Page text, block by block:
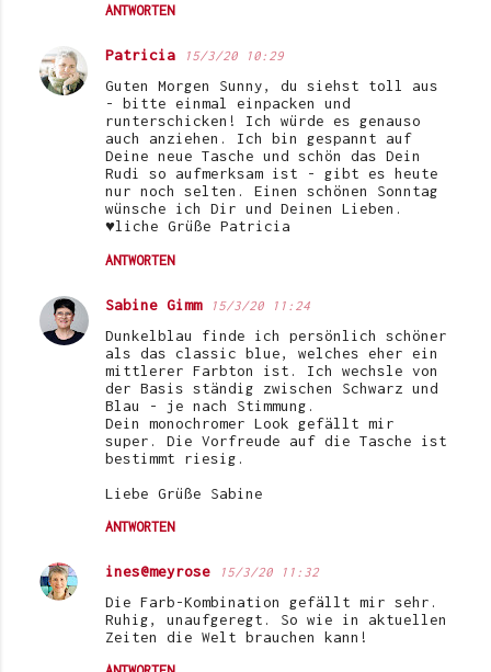
a
ANTWORTEN
Patricia 15/3/20 10:29
Guten Morgen Sunny, du siehst toll aus
- bitte einmal einpacken und
runterschicken! Ich würde es genauso
auch anziehen. Ich bin gespannt auf
Deine neue Tasche und schön das Dein
Rudi so aufmerksam ist - gibt es heute
nur noch selten. Einen schönen Sonntag
wünsche ich Dir und Deinen Lieben.
♥liche Grüße Patricia
ANTWORTEN
Sabine Gimm 15/3/20 11:24
Dunkelblau finde ich persönlich schöner
als das classic blue, welches eher ein
mittlerer Farbton ist. Ich wechsle von
der Basis ständig zwischen Schwarz und
Blau - je nach Stimmung.
Dein monochromer Look gefällt mir
super. Die Vorfreude auf die Tasche ist
bestimmt riesig.
Liebe Grüße Sabine
ANTWORTEN
ines@meyrose 15/3/20 11:32
Die Farb-Kombination gefällt mir sehr.
Ruhig, unaufgeregt. So wie in aktuellen
Zeiten die Welt brauchen kann!